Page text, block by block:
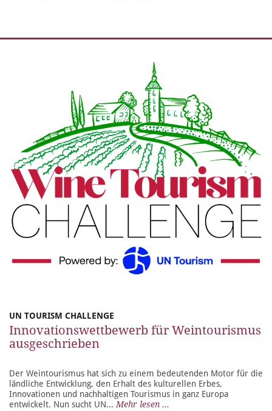
UN TOURISM CHALLENGE
Innovationswettbewerb für Weintourismus
ausgeschrieben
Der Weintourismus hat sich zu einem bedeutenden Motor für die
ländliche Entwicklung, den Erhalt des kulturellen Erbes,
Innovationen und nachhaltigen Tourismus in ganz Europa
entwickelt. Nun sucht UN... Mehr lesen ...